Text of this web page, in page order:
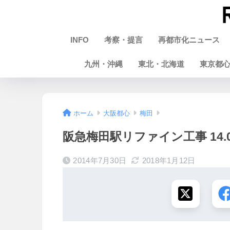
INFO 考察・提言 再都市化ニュース
九州・沖縄 東北・北海道 東京都心
ホーム 大阪都心 梅田
阪急梅田駅リファイン工事
2014年7月30日 2018年1月12日